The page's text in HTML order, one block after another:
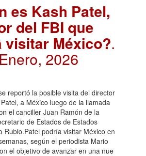
es Kash Patel,
del FBI que
visitar México?.
2026
reportó la posible visita del director
a México luego de la llamada
el canciller Juan Ramón de la
de Estados de Estados
Rubio.Patel podría visitar México en
según el periodista Mario
el objetivo de avanzar en una nue